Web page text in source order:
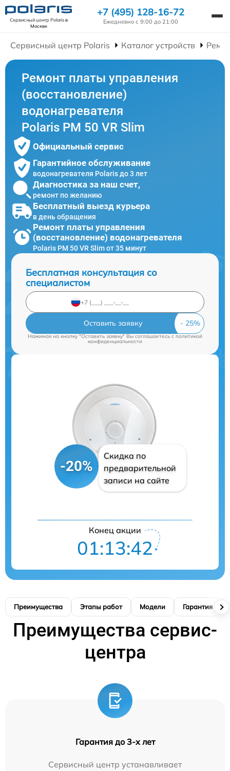
Сервисный центр Polarisв
Москве
+7 (495) 128-16-72
Ежедневно с 9:00 до 21:00
Сервисный центр Polaris Каталог устройств
Ремонт платы управления
(восстановление)
водонагревателя
Polaris PM 50 VR Slim
Официальный сервис
Гарантийное обслуживание
водонагревателя Polaris до 3 лет
Диагностика за наш счет,
ремонт по желанию
Бесплатный выезд курьера
в день обращения
Ремонт платы управления
(восстановление) водонагревателя
Polaris PM 50 VR Slim от 35 минут
Бесплатная консультация со
специалистом
Оставить заявку
Нажимая на кнопку "Оставить заявку" Вы соглашаетесь cполитикой
конфиденциальности
-20%
Скидка по
предварительной
записи на сайте
Конец акции
01:13:42
Преимущества Этапы работ Модели Гарантия
Преимущества сервис-
центра
Гарантия до 3-х лет
Сервисный центр устанавливает